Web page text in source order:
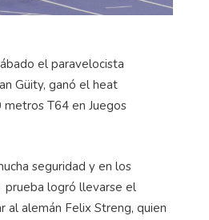
el paravelocista
Güity, ganó el heat
T64 en Juegos
seguridad y en los
logró llevarse el
al alemán Felix Streng, quien